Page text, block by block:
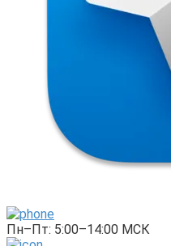
Пн–Пт: 5:00–14:00 МСК